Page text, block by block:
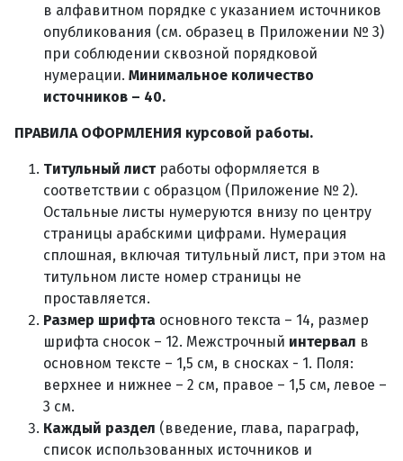
в алфавитном порядке с указанием источников
опубликования (см. образец в Приложении № 3)
при соблюдении сквозной порядковой
нумерации. Минимальное количество
источников – 40.
ПРАВИЛА ОФОРМЛЕНИЯ курсовой работы.
Титульный листработы оформляется в
соответствии с образцом (Приложение № 2).
Остальные листы нумеруются внизу по центру
страницы арабскими цифрами. Нумерация
сплошная, включая титульный лист, при этом на
титульном листе номер страницы не
проставляется.
Размер шрифта основного текста – 14, размер
шрифта сносок – 12. Межстрочный интервал в
основном тексте – 1,5 см, в сносках - 1. Поля:
верхнее и нижнее – 2 см, правое – 1,5 см, левое –
3 см.
Каждый раздел (введение, глава, параграф,
список использованных источников и